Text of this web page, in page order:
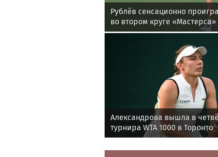
Рублёв сенсационно
во втором круге
Александрова вышла в
турнира WTA 1000 в Торонто